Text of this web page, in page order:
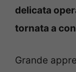
delicata
tornata a
Grande